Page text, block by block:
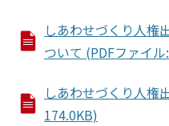
しあわせづくり人権
ついて (PDFファイ
しあわせづくり人権
174.0KB)